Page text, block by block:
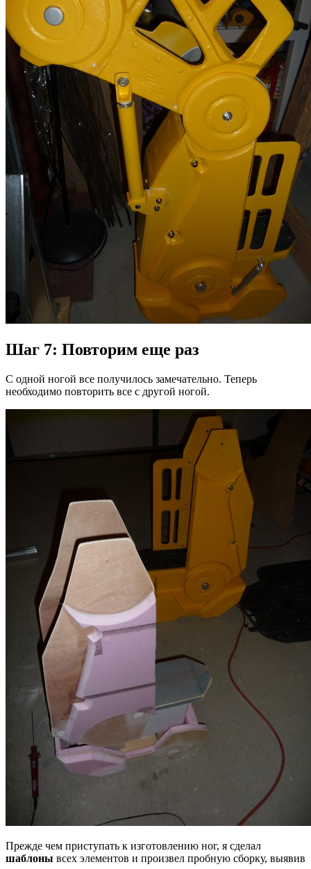
Шаг 7: Повторим еще раз
С одной ногой все получилось замечательно. Теперь
необходимо повторить все с другой ногой.
Прежде чем приступать к изготовлению ног, я сделал
шаблоны всех элементов и произвел пробную сборку, выявив